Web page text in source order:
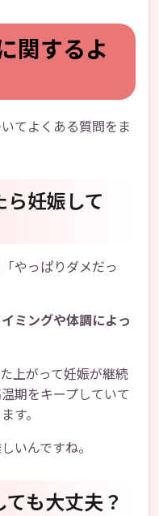
関するよ
てよくある質問をま
妊娠して
やっぱりダメだっ
ミングや体調によっ
上がって妊娠が継続
期をキープしていて
す。
いんですね。
も大丈夫？